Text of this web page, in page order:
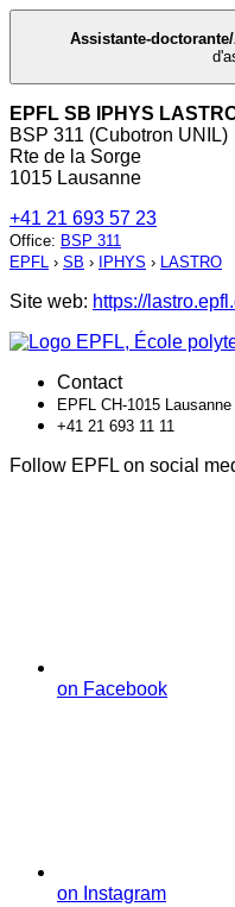
Assistante-
EPFL SB IPHYS
BSP 311 (Cubotron UNIL)
Rte de la Sorge
1015 Lausanne
+41 21 693 57 23
Office: BSP 311
EPFL › SB › IPHYS › LASTRO
Site web: https://
Contact
EPFL CH-1015 Lausanne
+41 21 693 11 11
Follow EPFL on social
on Facebook
on Instagram